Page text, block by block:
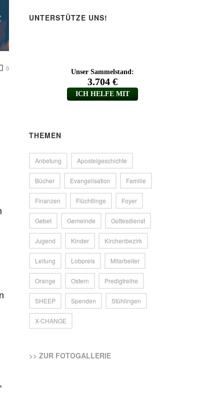
0
UNTERSTÜTZE UNS!
THEMEN
Anbetung Apostelgeschichte
Bücher Evangelisation Familie
Finanzen Flüchtlinge Foyer
Gebet Gemeinde Gottesdienst
Jugend Kinder Kirchenbezirk
Leitung Lobpreis Mitarbeiter
Orange Ostern Predigtreihe
SHEEP Spenden Stühlingen
X-CHANGE
>> ZUR FOTOGALLERIE